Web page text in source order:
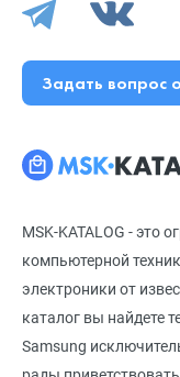
MSK-KATALOG - это
компьютерной
электроники от
каталог вы найдете
Samsung
Задать вопрос